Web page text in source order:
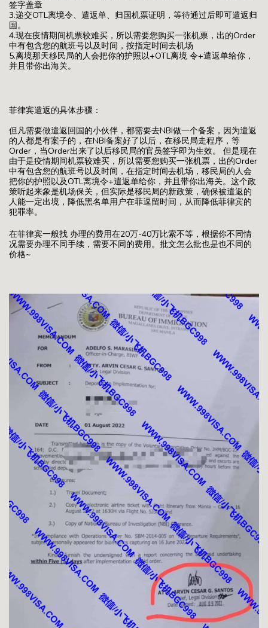
签字盖章
3.递交OTL离境令、遣返单、归国机票证明，等待通过后即可遣返归
国。
4.现在疫情期间机票较难买，所以需要您购买一张机票，出的Order
中有包含您的航班号以及时间，按指定时间去机场
5.离境那天移民局的人会把你的护照以+OTL离境 令+遣返单给你，
并且带你出海关。
菲律宾遣返的具体步骤：
但凡需要做遣返回国的小伙伴，都需要去NBI做一个备案，因为遣返
的人都是有案子的，在NBI备案好了以后，在移民局走程序，等
Order，当Order出来了以后移民局的官员签字即为生效。 但是现在
由于是疫情期间机票较难买，所以需要您购买一张机票，出的Order
中有包含您的航班号以及时间，在指定时间去机场，移民局的人会
把你的护照以及OTL离境令+遣返单给你，并且带你出海关。这个政
策听起来象是机场保关，但实际是移民局的新政策，确保被遣返的
人能一定出境，降低黑名单用户在菲逗留时间，从而降低菲律宾的
犯罪率。
在菲律宾一般找 办理的费用在20万-40万比索不等，根据你不同情
况需要办理不同手续，需要不同的费用。批文怎么批也是也不同的
价格~